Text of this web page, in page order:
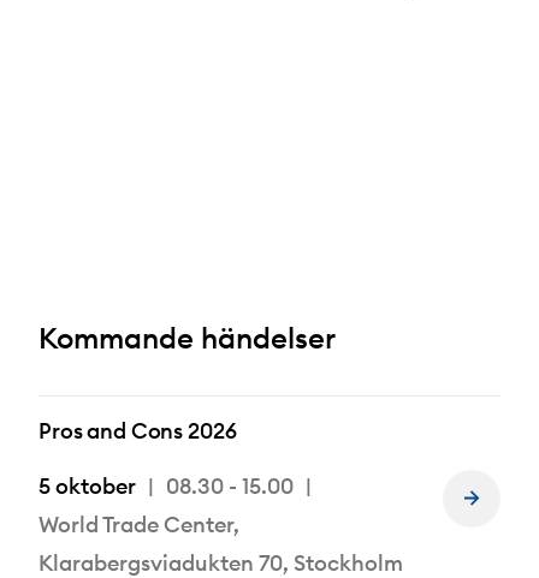
Kommande händelser
Pros and Cons 2026
5 oktober
08.30 - 15.00
World Trade Center,
Klarabergsviadukten 70, Stockholm
Läs